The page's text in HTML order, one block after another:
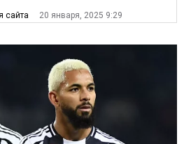
сайта 20 января, 2025 9:29